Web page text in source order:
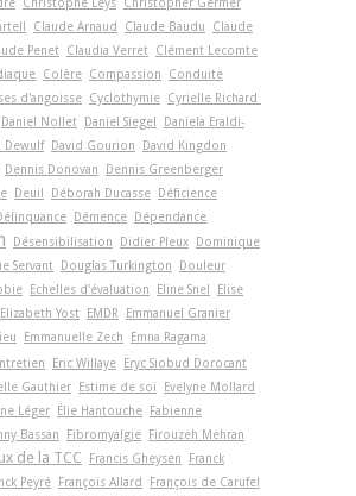
Claude Arnaud Claude Baudu
Claude
Penet Claudia Verret Clément Lecomte
Colère Compassion
Conduite
d'angoisse Cyclothymie Cyrielle Richard
Daniel Nollet Daniel Siegel
Daniela Eraldi-
Dewulf David Gourion
David Kingdon
Dennis Donovan
Dennis Greenberger
Deuil Déborah Ducasse Déficience
Démence Dépendance
Désensibilisation Didier Pleux Dominique
Servant Douglas Turkington
Douleur
Echelles d'évaluation Eline Snel
Elise
Elizabeth Yost EMDR
Emmanuel Granier
Emmanuelle Zech Emna Ragama
Eric Willaye Eryc Siobud Dorocant
Gauthier Estime de soi
Evelyne Mollard
Léger Élie Hantouche Fabienne
Bassan Fibromyalgie Firouzeh Mehran
de la TCC Francis Gheysen
Franck
Peyré François Allard
François de Carufel